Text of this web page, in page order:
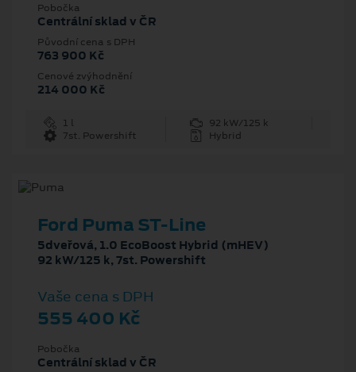
Pobočka
Centrální sklad v ČR
Původní cena s DPH
763 900 Kč
Cenové zvýhodnění
214 000 Kč
1 l
92 kW/125 k
7st. Powershift
Hybrid
Ford Puma ST-Line
5dveřová, 1.0 EcoBoost Hybrid (mHEV)
92 kW/125 k, 7st. Powershift
Vaše cena s DPH
555 400 Kč
Pobočka
Centrální sklad v ČR